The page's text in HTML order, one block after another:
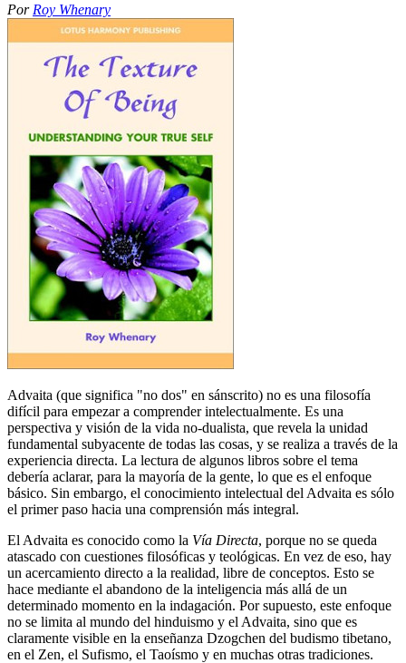
Por Roy Whenary
Advaita (que significa "no dos" en sánscrito) no es una filosofía
difícil para empezar a comprender intelectualmente. Es una
perspectiva y visión de la vida no-dualista, que revela la unidad
fundamental subyacente de todas las cosas, y se realiza a través de la
experiencia directa. La lectura de algunos libros sobre el tema
debería aclarar, para la mayoría de la gente, lo que es el enfoque
básico. Sin embargo, el conocimiento intelectual del Advaita es sólo
el primer paso hacia una comprensión más integral.
El Advaita es conocido como la Vía Directa, porque no se queda
atascado con cuestiones filosóficas y teológicas. En vez de eso, hay
un acercamiento directo a la realidad, libre de conceptos. Esto se
hace mediante el abandono de la inteligencia más allá de un
determinado momento en la indagación. Por supuesto, este enfoque
no se limita al mundo del hinduismo y el Advaita, sino que es
claramente visible en la enseñanza Dzogchen del budismo tibetano,
en el Zen, el Sufismo, el Taoísmo y en muchas otras tradiciones.